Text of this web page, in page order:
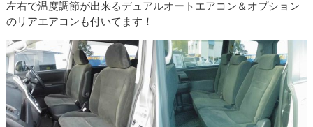
左右で温度調節が出来るデュアルオートエアコン＆オプション
のリアエアコンも付いてます！